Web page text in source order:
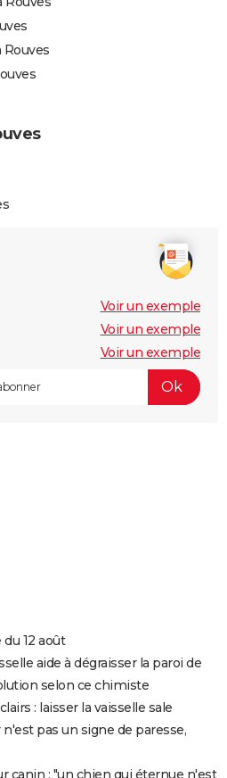
Voir un exemple
Voir un exemple
Voir un exemple
12 août
aide à dégraisser la paroi de
selon ce chimiste
: laisser la vaisselle sale
pas un signe de paresse,
canin : "un chien qui éternue n'est